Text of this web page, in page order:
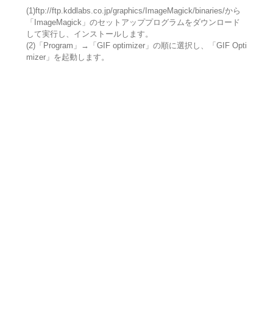
(1)ftp://ftp.kddlabs.co.jp/graphics/ImageMagick/binaries/から
「ImageMagick」のセットアッププログラムをダウンロード
して実行し、インストールします。
(2)「Program」→「GIF optimizer」の順に選択し、「GIF Opti
mizer」を起動します。